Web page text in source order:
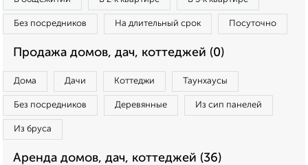
Без посредников На длительный срок Посуточно
Продажа домов, дач, коттеджей (0)
Дома Дачи Коттеджи Таунхаусы
Без посредников Деревянные Из сип панелей
Из бруса
Аренда домов, дач, коттеджей (36)